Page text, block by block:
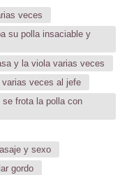
veces
su polla insaciable y
y la viola varias veces
veces al jefe
frota la polla con
y sexo
gordo